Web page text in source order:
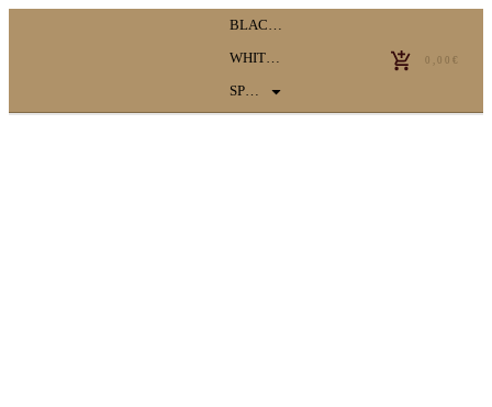
BLACK EDITION
WHITE EDITION
SPECIAL EDITION
0,00€